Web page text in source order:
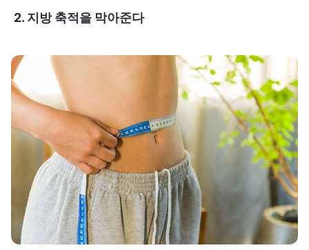
2. 지방 축적을 막아준다